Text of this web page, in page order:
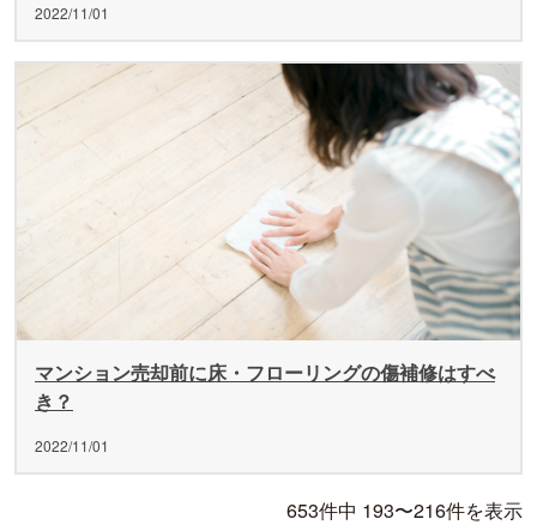
2022/11/01
マンション売却前に床・フローリングの傷補修はすべ
き？
2022/11/01
653件中 193〜216件を表示